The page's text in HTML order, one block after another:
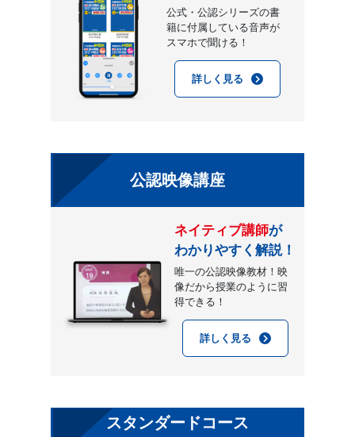
公式・公認シリーズの書
籍に付属している音声が
スマホで聞ける！
詳しく見る
公認映像講座
ネイティブ講師が
わかりやすく解説！
唯一の公認映像教材！映
像だから授業のように習
得できる！
詳しく見る
スタンダードコース